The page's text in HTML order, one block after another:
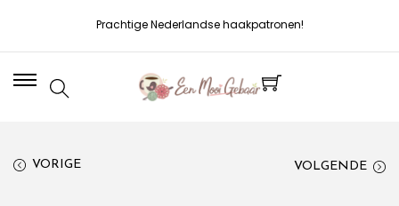
Prachtige Nederlandse haakpatronen!
VORIGE VOLGENDE